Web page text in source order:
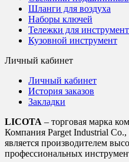
Шланги для воздуха
Наборы ключей
Тележки для
Кузовной инструмент
Личный кабинет
Личный кабинет
История заказов
Закладки
LICOTA – торговая марка
Компания Parget Industrial
является производителем
профессиональных